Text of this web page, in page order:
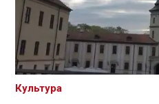
Культура